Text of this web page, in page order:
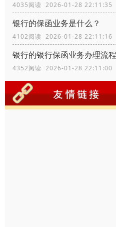
4035阅读 2026-01-28 22:11:35
银行的保函业务是什么？
4102阅读 2026-01-28 22:11:16
银行的银行保函业务办理流
4352阅读 2026-01-28 22:11:00